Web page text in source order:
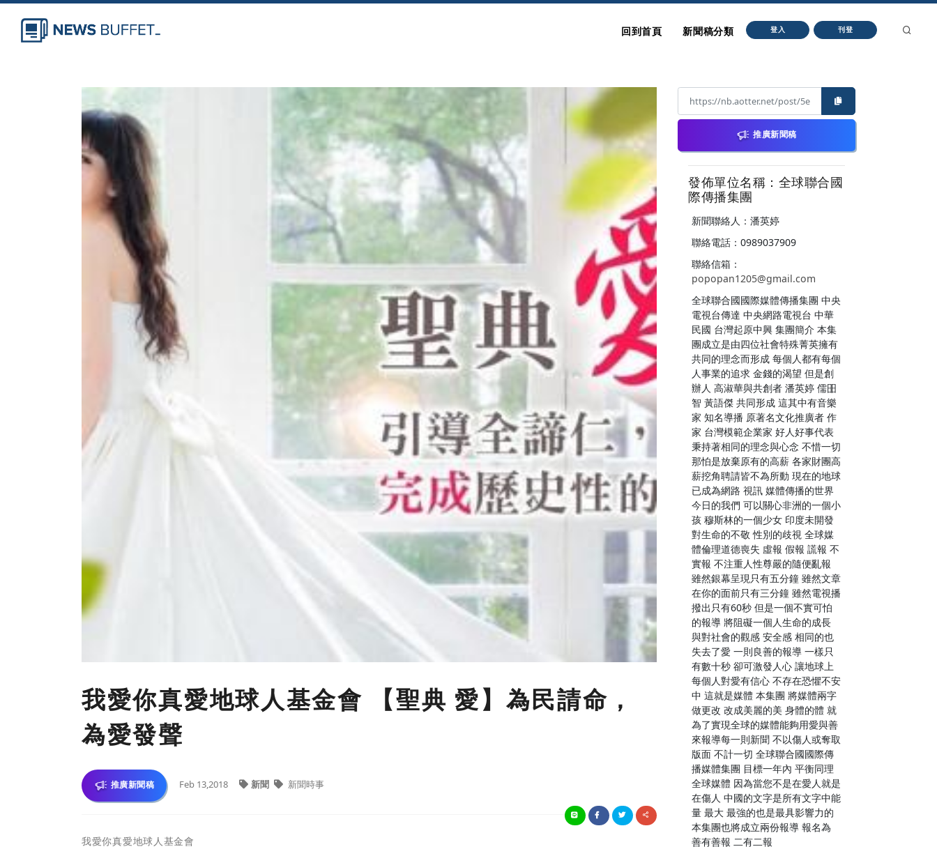
回到首頁 新聞稿分類 登入 刊登
我愛你真愛地球人基金會 【聖典 愛】為民請命，
為愛發聲
推廣新聞稿 Feb 13,2018 新聞 新聞時事
我愛你真愛地球人基金會
推廣新聞稿
發佈單位名稱：全球聯合國
際傳播集團
新聞聯絡人：潘英婷
聯絡電話：0989037909
聯絡信箱：
popopan1205@gmail.com
全球聯合國國際媒體傳播集團 中央
電視台傳達 中央網路電視台 中華
民國 台灣起原中興 集團簡介 本集
團成立是由四位社會特殊菁英擁有
共同的理念而形成 每個人都有每個
人事業的追求 金錢的渴望 但是創
辦人 高淑華與共創者 潘英婷 儒昍
智 黃語傑 共同形成 這其中有音樂
家 知名導播 原著名文化推廣者 作
家 台灣模範企業家 好人好事代表
秉持著相同的理念與心念 不惜一切
那怕是放棄原有的高薪 各家財團高
薪挖角聘請皆不為所動 現在的地球
已成為網路 視訊 媒體傳播的世界
今日的我們 可以關心非洲的一個小
孩 穆斯林的一個少女 印度未開發
對生命的不敬 性別的歧視 全球媒
體倫理道德喪失 虛報 假報 謊報 不
實報 不注重人性尊嚴的隨便亂報
雖然銀幕呈現只有五分鐘 雖然文章
在你的面前只有三分鐘 雖然電視播
撥出只有60秒 但是一個不實可怕
的報導 將阻礙一個人生命的成長
與對社會的觀感 安全感 相同的也
失去了愛 一則良善的報導 一樣只
有數十秒 卻可激發人心 讓地球上
每個人對愛有信心 不存在恐懼不安
中 這就是媒體 本集團 將媒體兩字
做更改 改成美麗的美 身體的體 就
為了實現全球的媒體能夠用愛與善
來報導每一則新聞 不以傷人或奪取
版面 不計一切 全球聯合國國際傳
播媒體集團 目標一年內 平衡同理
全球媒體 因為當您不是在愛人就是
在傷人 中國的文字是所有文字中能
量 最大 最強的也是最具影響力的
本集團也將成立兩份報導 報名為
善有善報 二有二報